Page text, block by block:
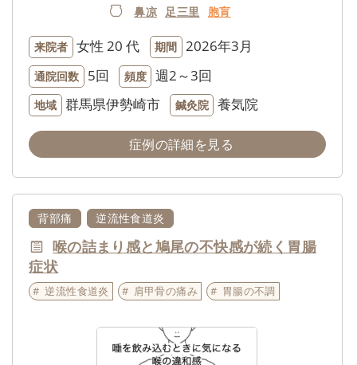
鼻凉 足三里 胞肓
来院者 女性 20 代 期間 2026年3月
通院回数 5回 頻度 週2～3回
地域 群馬県伊勢崎市 鍼灸院 養気院
症例の詳細を見る
背部痛 逆流性食道炎
喉の詰まり感と鳩尾の不快感が続く胃腸
症状
逆流性食道炎 肩甲骨の痛み 胃腸の不調